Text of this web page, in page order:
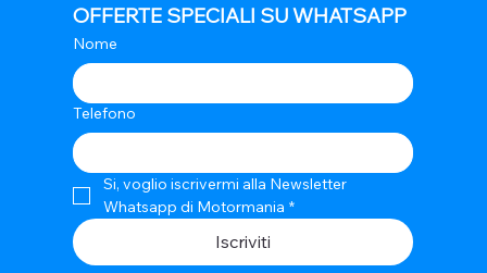
OFFERTE SPECIALI SU WHATSAPP
Nome
Telefono
Si, voglio iscrivermi alla Newsletter
Whatsapp di Motormania *
Iscriviti